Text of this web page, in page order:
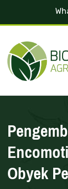
Obyek